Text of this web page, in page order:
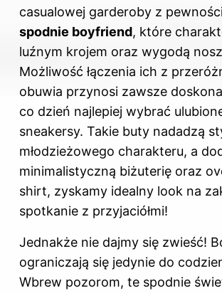
casualowej garderoby z
spodnie boyfriend, które
luźnym krojem oraz wygodą
Możliwość łączenia ich z
obuwia przynosi zawsze
co dzień najlepiej wybrać
sneakersy. Takie buty nadadzą
młodzieżowego charakteru, a
minimalistyczną biżuterię oraz
shirt, zyskamy idealny look na
spotkanie z przyjaciółmi!
Jednakże nie dajmy się zwieść!
ograniczają się jedynie do
Wbrew pozorom, te spodnie